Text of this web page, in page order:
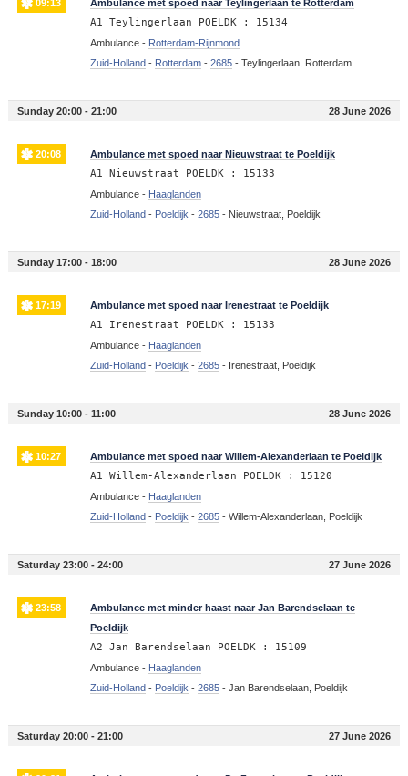
09:13 Ambulance met spoed naar Teylingerlaan te Rotterdam
A1 Teylingerlaan POELDK : 15134
Ambulance - Rotterdam-Rijnmond
Zuid-Holland - Rotterdam- 2685- Teylingerlaan, Rotterdam
Sunday 20:00 - 21:00 28 June 2026
20:08 Ambulance met spoed naar Nieuwstraat te Poeldijk
A1 Nieuwstraat POELDK : 15133
Ambulance - Haaglanden
Zuid-Holland - Poeldijk- 2685- Nieuwstraat, Poeldijk
Sunday 17:00 - 18:00 28 June 2026
17:19 Ambulance met spoed naar Irenestraat te Poeldijk
A1 Irenestraat POELDK : 15133
Ambulance - Haaglanden
Zuid-Holland - Poeldijk- 2685- Irenestraat, Poeldijk
Sunday 10:00 - 11:00 28 June 2026
10:27 Ambulance met spoed naar Willem-Alexanderlaan te Poeldijk
A1 Willem-Alexanderlaan POELDK : 15120
Ambulance - Haaglanden
Zuid-Holland - Poeldijk- 2685- Willem-Alexanderlaan, Poeldijk
Saturday 23:00 - 24:00 27 June 2026
23:58
Ambulance met minder haast naar Jan Barendselaan te
Poeldijk
A2 Jan Barendselaan POELDK : 15109
Ambulance - Haaglanden
Zuid-Holland - Poeldijk- 2685- Jan Barendselaan, Poeldijk
Saturday 20:00 - 21:00 27 June 2026